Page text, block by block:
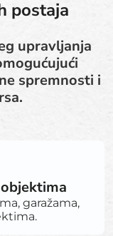
postaja
upravljanja
spremnosti i
garažama,